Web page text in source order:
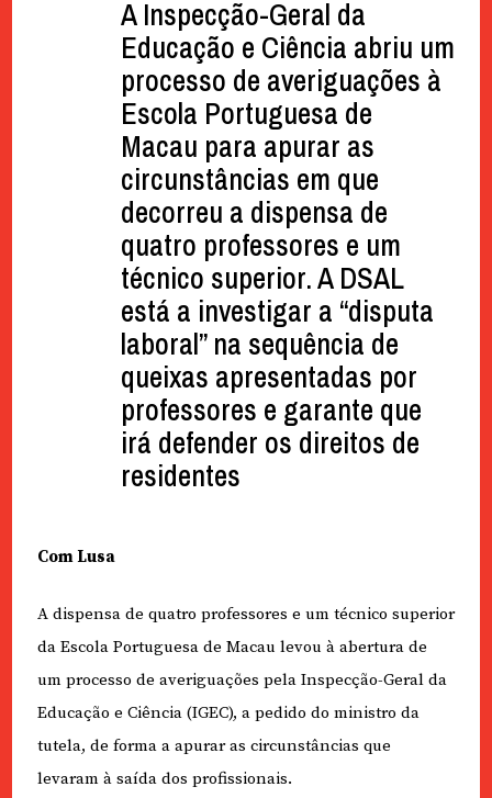
A Inspecção-Geral da
Educação e Ciência abriu um
processo de averiguações à
Escola Portuguesa de
Macau para apurar as
circunstâncias em que
decorreu a dispensa de
quatro professores e um
técnico superior. A DSAL
está a investigar a “disputa
laboral” na sequência de
queixas apresentadas por
professores e garante que
irá defender os direitos de
residentes
Com Lusa
A dispensa de quatro professores e um técnico superior
da Escola Portuguesa de Macau levou à abertura de
um processo de averiguações pela Inspecção-Geral da
Educação e Ciência (IGEC), a pedido do ministro da
tutela, de forma a apurar as circunstâncias que
levaram à saída dos profissionais.